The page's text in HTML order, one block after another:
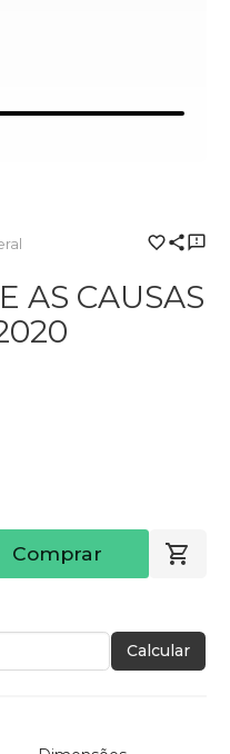
AS CAUSAS
Comprar
Calcular